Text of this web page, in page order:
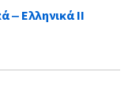
‒ Ελληνικά II